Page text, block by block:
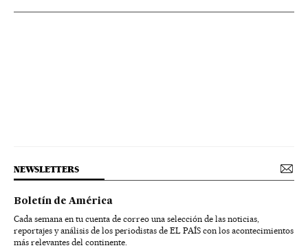
NEWSLETTERS
Boletín de América
Cada semana en tu cuenta de correo una selección de las noticias,
reportajes y análisis de los periodistas de EL PAÍS con los acontecimientos
más relevantes del continente.